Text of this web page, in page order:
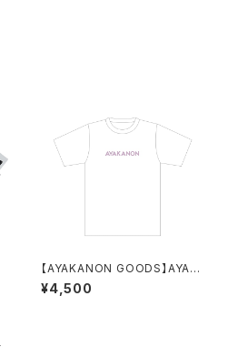
【AYAKANON GOODS】AYAK
ANON T-shirt
¥4,500